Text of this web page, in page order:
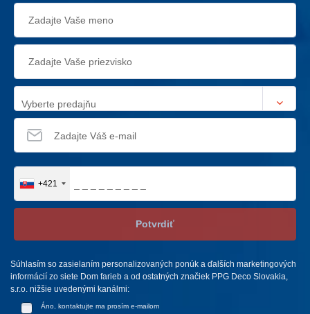
Vyberte predajňu
+421
Potvrdiť
Súhlasím so zasielaním personalizovaných ponúk a ďalších marketingových
informácií zo siete Dom farieb a od ostatných značiek PPG Deco Slovakia,
s.r.o. nižšie uvedenými kanálmi:
Áno, kontaktujte ma prosím e-mailom